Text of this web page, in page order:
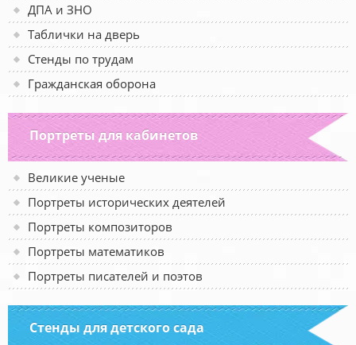
ДПА и ЗНО
Таблички на дверь
Стенды по трудам
Гражданская оборона
Портреты для кабинетов
Великие ученые
Портреты исторических деятелей
Портреты композиторов
Портреты математиков
Портреты писателей и поэтов
Стенды для детского сада